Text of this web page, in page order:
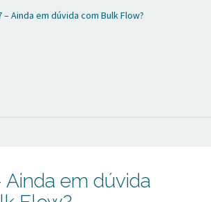
Ainda em dúvida